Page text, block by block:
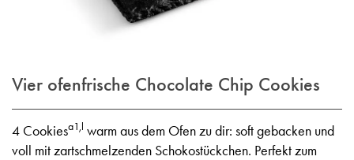
Vier ofenfrische Chocolate Chip Cookies
4 Cookiesa1,l warm aus dem Ofen zu dir: soft gebacken und
voll mit zartschmelzenden Schokostückchen. Perfekt zum